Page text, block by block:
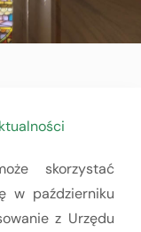
skorzystać
w październiku
z Urzędu